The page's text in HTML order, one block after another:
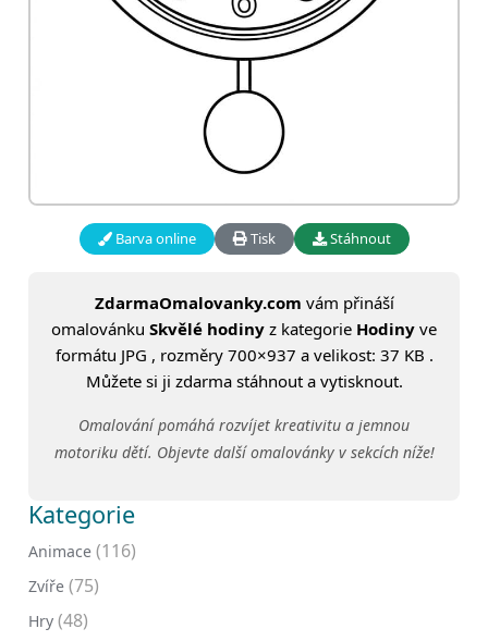
Barva online Tisk Stáhnout
ZdarmaOmalovanky.com vám přináší
omalovánku Skvělé hodiny z kategorie Hodiny ve
formátu JPG , rozměry 700×937 a velikost: 37 KB .
Můžete si ji zdarma stáhnout a vytisknout.
Omalování pomáhá rozvíjet kreativitu a jemnou
motoriku dětí. Objevte další omalovánky v sekcích níže!
Kategorie
Animace (116)
Zvíře (75)
Hry (48)